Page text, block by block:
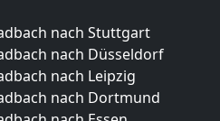
nach Stuttgart
nach Düsseldorf
nach Leipzig
nach Dortmund